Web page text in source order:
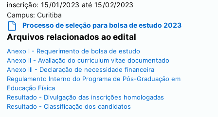
inscrição: 15/01/2023 até 15/02/2023
Campus: Curitiba
Processo de seleção para bolsa de estudo 2023
Arquivos relacionados ao edital
Anexo l - Requerimento de bolsa de estudo
Anexo ll - Avaliação do curriculum vitae documentado
Anexo lll - Declaração de necessidade financeira
Regulamento Interno do Programa de Pós-Graduação em
Educação Física
Resultado - Divulgação das inscrições homologadas
Resultado - Classificação dos candidatos